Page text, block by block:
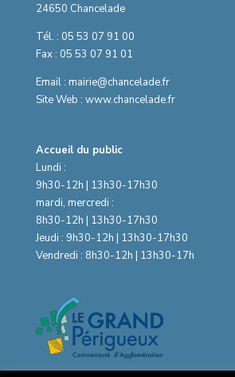
24650 Chancelade
Tél. : 05 53 07 91 00
Fax : 05 53 07 91 01
Email : mairie@chancelade.fr
Site Web : www.chancelade.fr
Accueil du public
Lundi :
9h30-12h | 13h30-17h30
mardi, mercredi :
8h30-12h | 13h30-17h30
Jeudi : 9h30-12h | 13h30-17h30
Vendredi : 8h30-12h | 13h30-17h